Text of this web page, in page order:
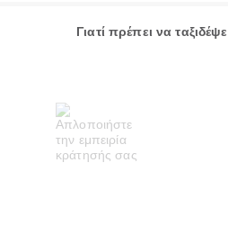
Γιατί πρέπει να